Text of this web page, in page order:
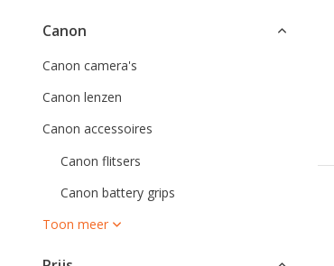
Canon
Canon camera's
Canon lenzen
Canon accessoires
Canon flitsers
Canon battery grips
Toon meer